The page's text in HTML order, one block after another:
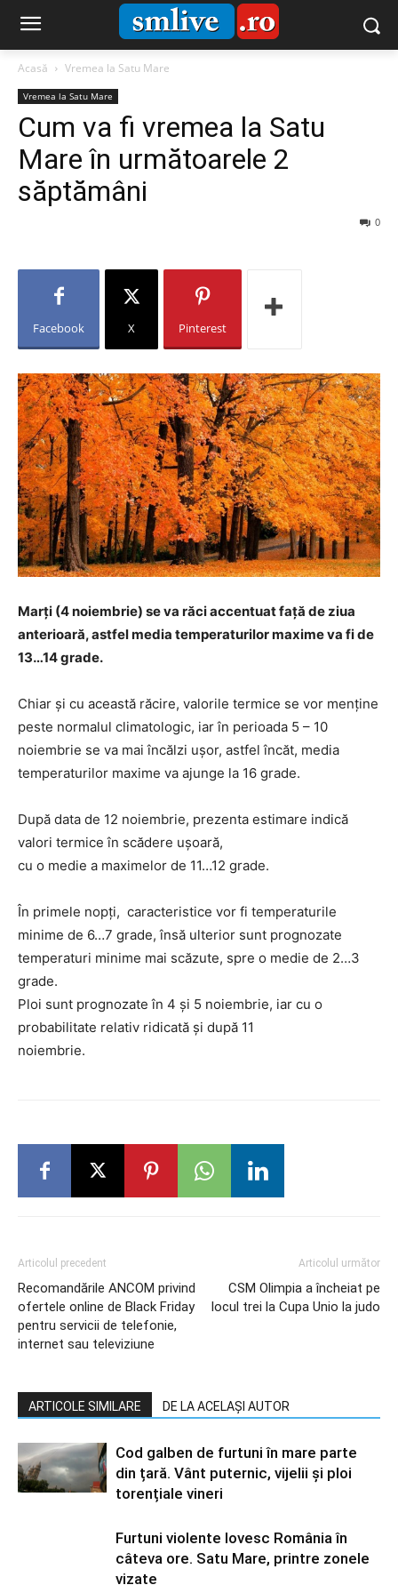
Acasă Vremea la Satu Mare
Vremea la Satu Mare
Cum va fi vremea la Satu
Mare în următoarele 2
săptămâni
0
Facebook X Pinterest
Marți (4 noiembrie) se va răci accentuat față de ziua
anterioară, astfel media temperaturilor maxime va fi de
13…14 grade.
Chiar și cu această răcire, valorile termice se vor menține
peste normalul climatologic, iar în perioada 5 – 10
noiembrie se va mai încălzi ușor, astfel încăt, media
temperaturilor maxime va ajunge la 16 grade.
După data de 12 noiembrie, prezenta estimare indică
valori termice în scădere ușoară,
cu o medie a maximelor de 11…12 grade.
În primele nopți, caracteristice vor fi temperaturile
minime de 6…7 grade, însă ulterior sunt prognozate
temperaturi minime mai scăzute, spre o medie de 2…3
grade.
Ploi sunt prognozate în 4 și 5 noiembrie, iar cu o
probabilitate relativ ridicată și după 11
noiembrie.
Articolul precedent
Recomandările ANCOM privind
ofertele online de Black Friday
pentru servicii de telefonie,
internet sau televiziune
Articolul următor
CSM Olimpia a încheiat pe
locul trei la Cupa Unio la judo
ARTICOLE SIMILARE DE LA ACELAȘI AUTOR
Cod galben de furtuni în mare parte
din țară. Vânt puternic, vijelii și ploi
torențiale vineri
Furtuni violente lovesc România în
câteva ore. Satu Mare, printre zonele
vizate